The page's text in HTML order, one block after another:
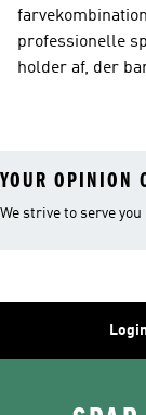
professionelle
holder af, der
YOUR OPINION
We strive to serve
Login